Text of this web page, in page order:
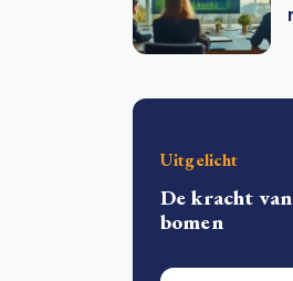
Uitgelicht
De kracht van
bomen